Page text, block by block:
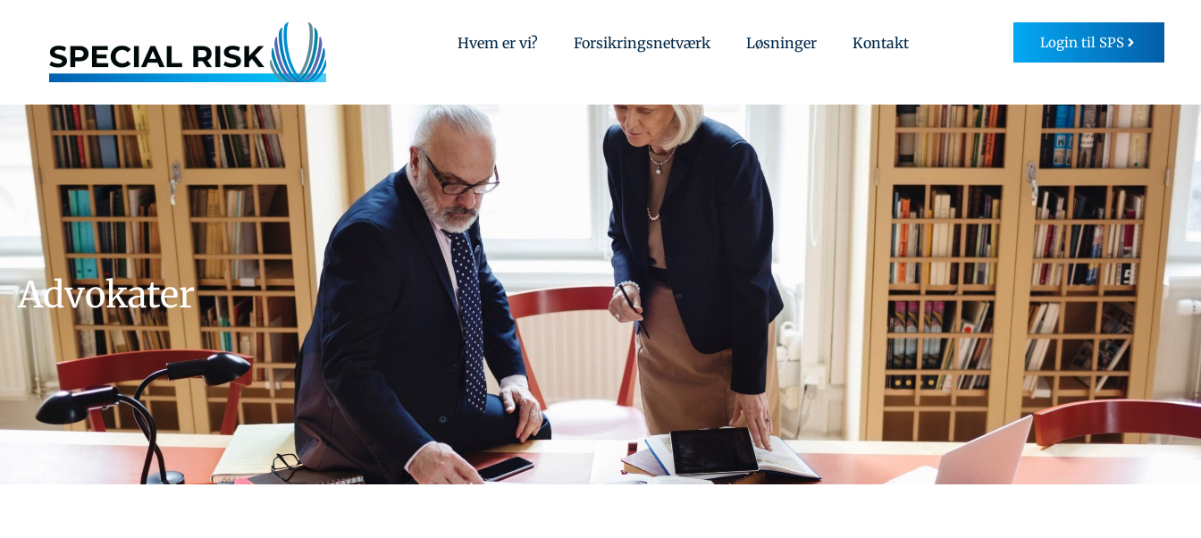
Hvem er vi? Forsikringsnetværk Løsninger Kontakt Login til SPS
Advokater